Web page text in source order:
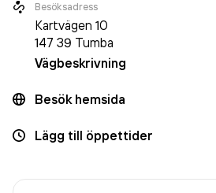
Besöksadress
Kartvägen 10
147 39 Tumba
Vägbeskrivning
Besök hemsida
Lägg till öppettider